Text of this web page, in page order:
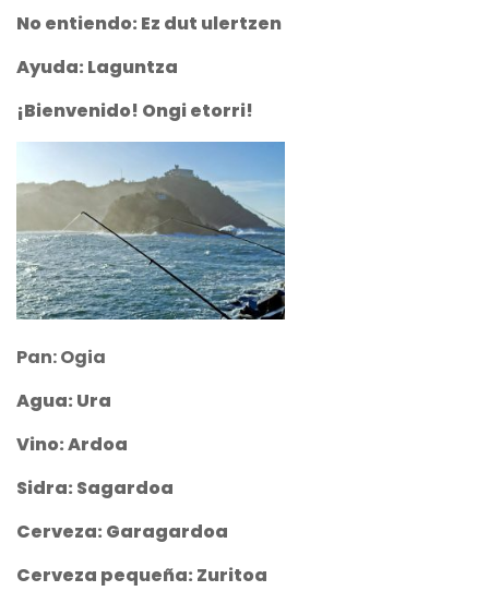
No entiendo: Ez dut ulertzen
Ayuda: Laguntza
¡Bienvenido! Ongi etorri!
Pan: Ogia
Agua: Ura
Vino: Ardoa
Sidra: Sagardoa
Cerveza: Garagardoa
Cerveza pequeña: Zuritoa